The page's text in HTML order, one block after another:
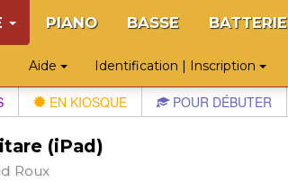
PIANO BASSE BATTERIE
Aide Identification | Inscription
EN KIOSQUE POUR DÉBUTER
(iPad)
Roux